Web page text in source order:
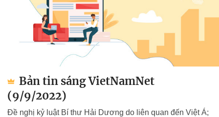
Bản tin sáng VietNamNet
(9/9/2022)
Đề nghị kỷ luật Bí thư Hải Dương do liên quan đến Việt Á;